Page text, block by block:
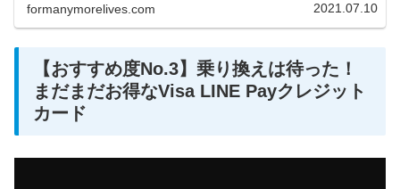
formanymorelives.com 2021.07.10
【おすすめ度No.3】乗り換えは待った！
まだまだお得なVisa LINE Payクレジット
カード